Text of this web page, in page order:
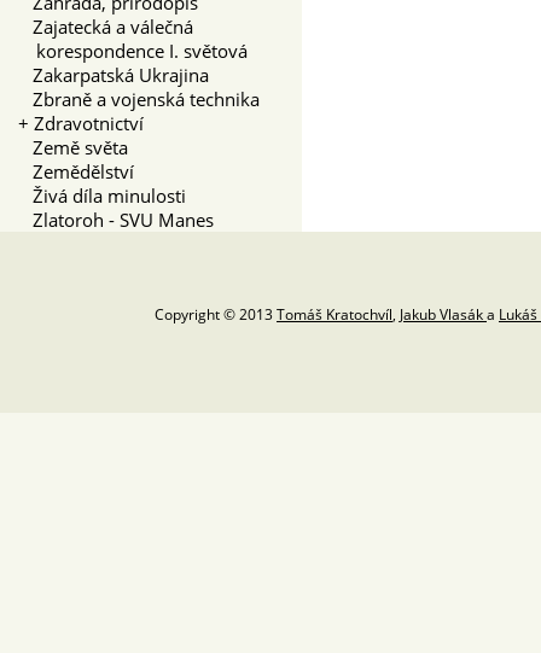
Zajatecká a válečná
korespondence I. světová
Zakarpatská Ukrajina
Zbraně a vojenská technika
+ Zdravotnictví
Země světa
Zemědělství
Živá díla minulosti
Zlatoroh - SVU Manes
Copyright © 2013Tomáš Kratochvíl, Jakub Vlasáka